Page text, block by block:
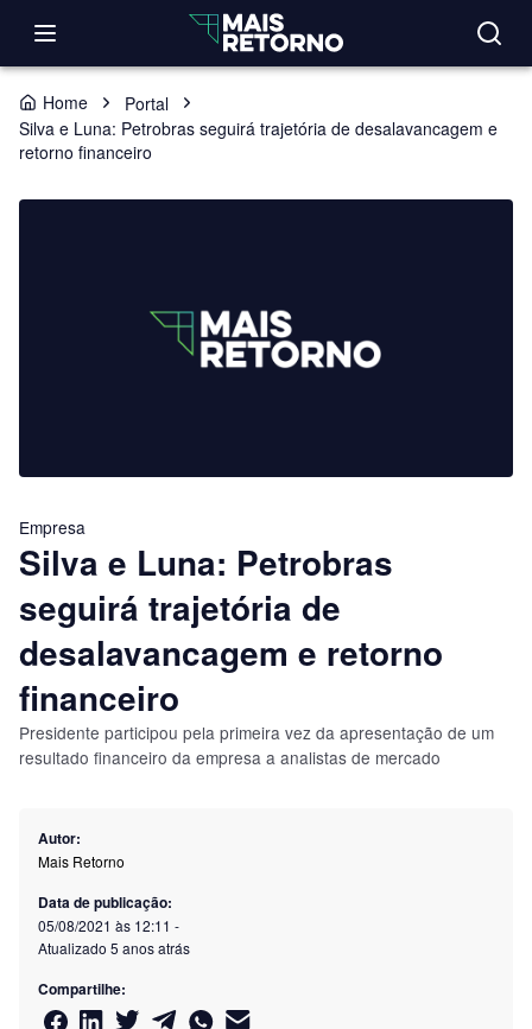
Home
Portal
Silva e Luna: Petrobras seguirá trajetória de desalavancagem e
retorno financeiro
Empresa
Silva e Luna: Petrobras
seguirá trajetória de
desalavancagem e retorno
financeiro
Presidente participou pela primeira vez da apresentação de um
resultado financeiro da empresa a analistas de mercado
Autor:
Mais Retorno
Data de publicação:
05/08/2021 às 12:11 -
Atualizado 5 anos atrás
Compartilhe: